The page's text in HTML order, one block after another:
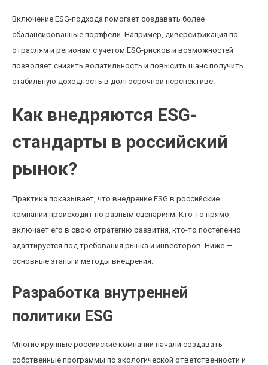
Включение ESG-подхода помогает создавать более
сбалансированные портфели. Например, диверсификация по
отраслям и регионам с учетом ESG-рисков и возможностей
позволяет снизить волатильность и повысить шанс получить
стабильную доходность в долгосрочной перспективе.
Как внедряются ESG-
стандарты в российский
рынок?
Практика показывает, что внедрение ESG в российские
компании происходит по разным сценариям. Кто-то прямо
включает его в свою стратегию развития, кто-то постепенно
адаптируется под требования рынка и инвесторов. Ниже —
основные этапы и методы внедрения:
Разработка внутренней
политики ESG
Многие крупные российские компании начали создавать
собственные программы по экологической ответственности и